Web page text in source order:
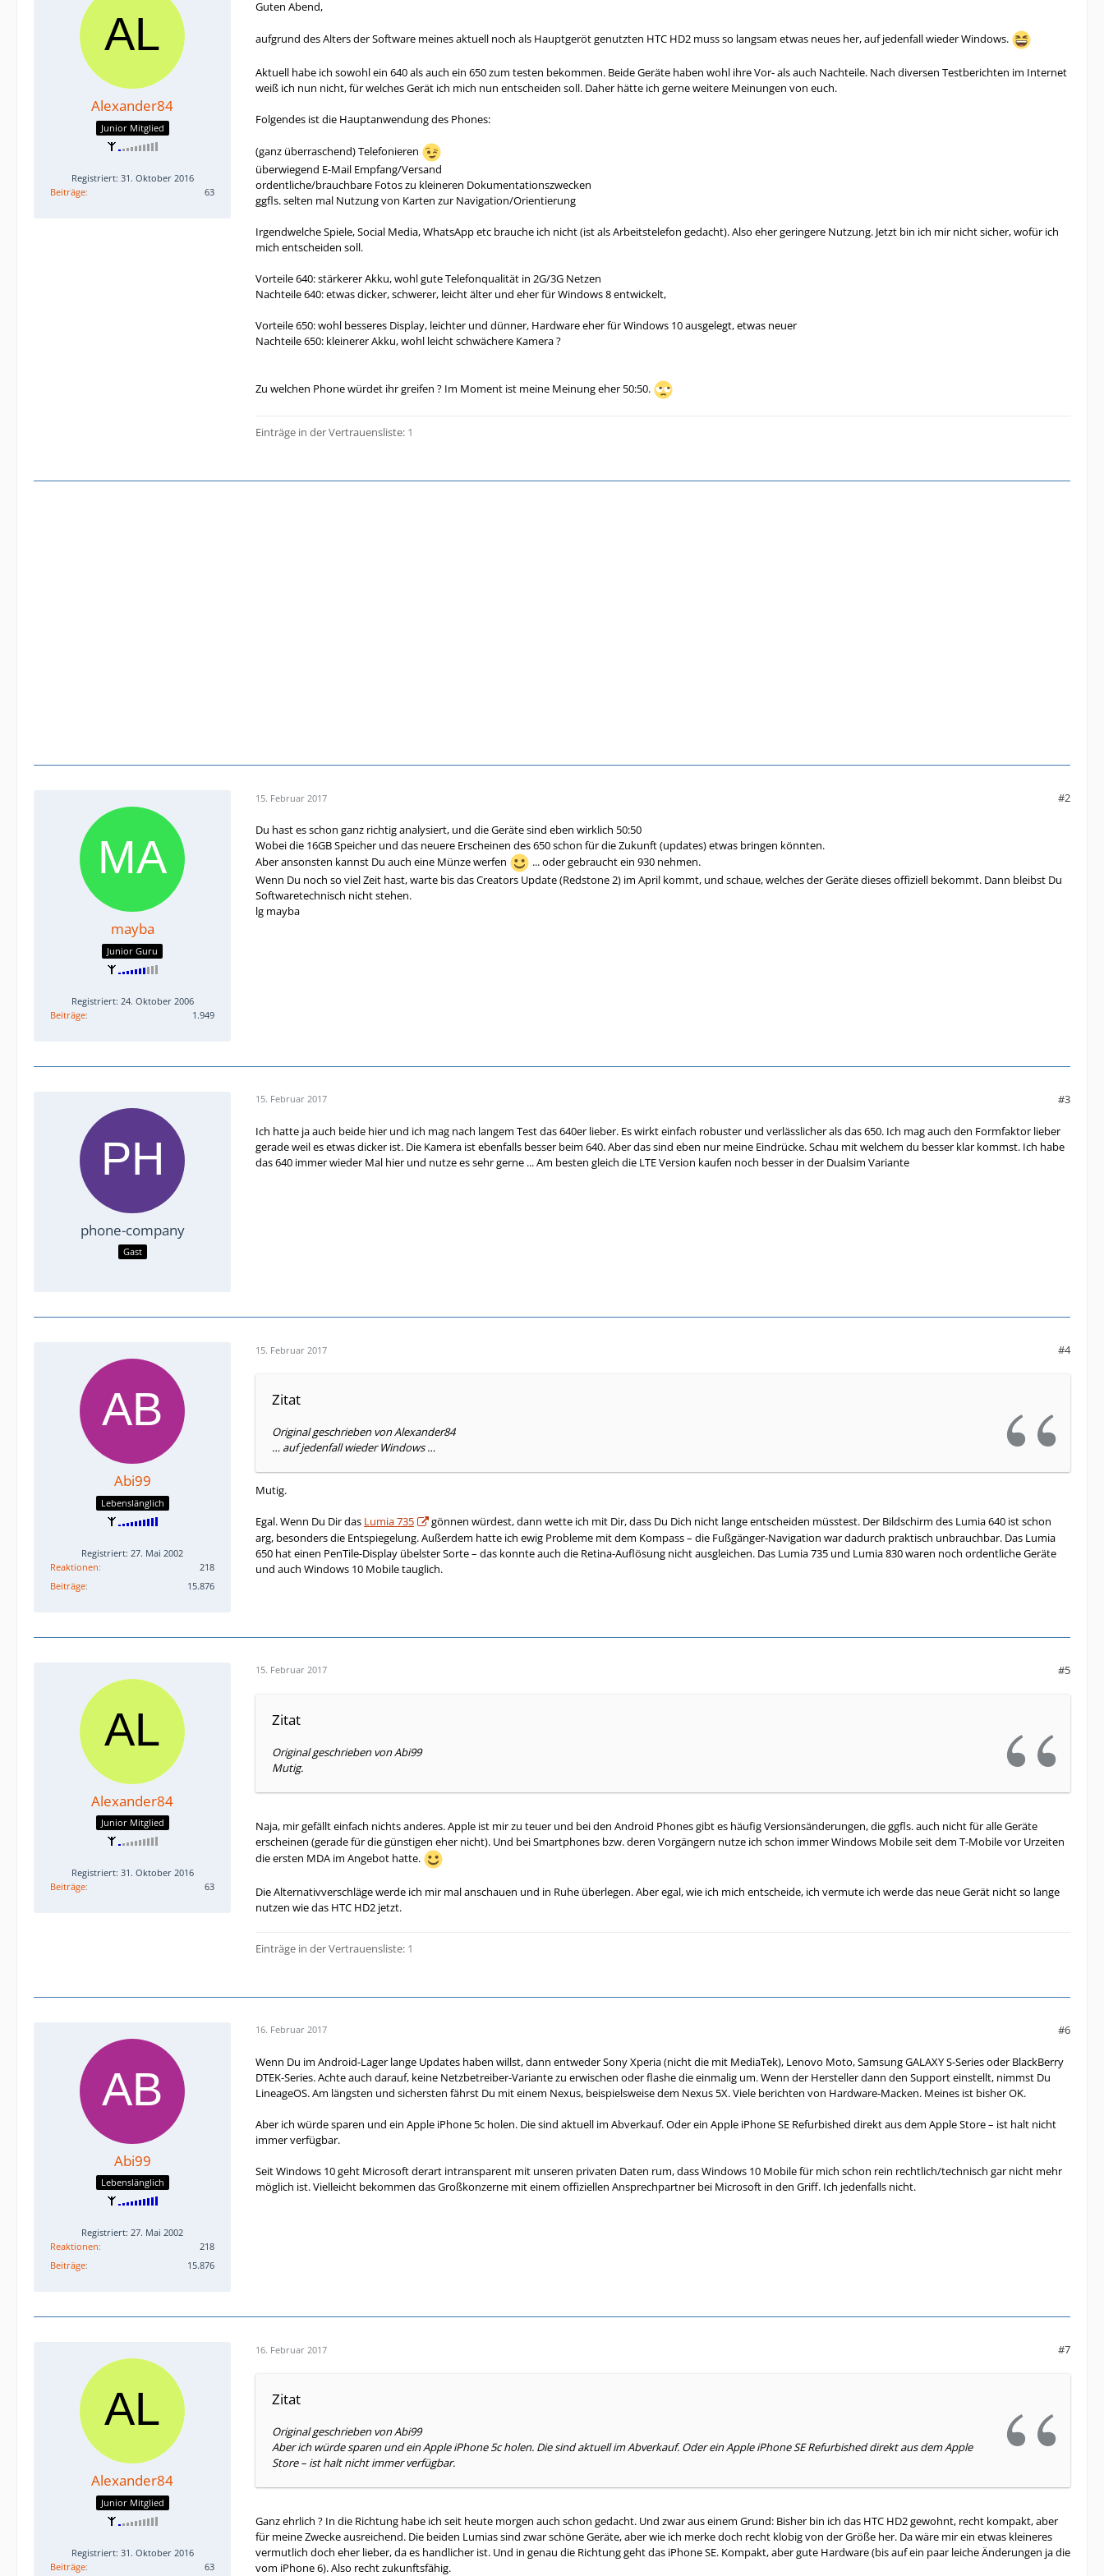
Alexander84
Junior Mitglied
Registriert: 31. Oktober 2016
Beiträge
63
Guten Abend,
aufgrund des Alters der Software meines aktuell noch als Hauptgeröt genutzten HTC HD2 muss so langsam etwas neues her, auf jedenfall wieder Windows.
Aktuell habe ich sowohl ein 640 als auch ein 650 zum testen bekommen. Beide Geräte haben wohl ihre Vor- als auch Nachteile. Nach diversen Testberichten im Internet
weiß ich nun nicht, für welches Gerät ich mich nun entscheiden soll. Daher hätte ich gerne weitere Meinungen von euch.
Folgendes ist die Hauptanwendung des Phones:
(ganz überraschend) Telefonieren
überwiegend E-Mail Empfang/Versand
ordentliche/brauchbare Fotos zu kleineren Dokumentationszwecken
ggfls. selten mal Nutzung von Karten zur Navigation/Orientierung
Irgendwelche Spiele, Social Media, WhatsApp etc brauche ich nicht (ist als Arbeitstelefon gedacht). Also eher geringere Nutzung. Jetzt bin ich mir nicht sicher, wofür ich
mich entscheiden soll.
Vorteile 640: stärkerer Akku, wohl gute Telefonqualität in 2G/3G Netzen
Nachteile 640: etwas dicker, schwerer, leicht älter und eher für Windows 8 entwickelt,
Vorteile 650: wohl besseres Display, leichter und dünner, Hardware eher für Windows 10 ausgelegt, etwas neuer
Nachteile 650: kleinerer Akku, wohl leicht schwächere Kamera ?
Zu welchen Phone würdet ihr greifen ? Im Moment ist meine Meinung eher 50:50.
Einträge in der Vertrauensliste: 1
mayba
Junior Guru
Registriert: 24. Oktober 2006
Beiträge
1.949
15. Februar 2017 #2
Du hast es schon ganz richtig analysiert, und die Geräte sind eben wirklich 50:50
Wobei die 16GB Speicher und das neuere Erscheinen des 650 schon für die Zukunft (updates) etwas bringen könnten.
Aber ansonsten kannst Du auch eine Münze werfen
... oder gebraucht ein 930 nehmen.
Wenn Du noch so viel Zeit hast, warte bis das Creators Update (Redstone 2) im April kommt, und schaue, welches der Geräte dieses offiziell bekommt. Dann bleibst Du
Softwaretechnisch nicht stehen.
lg mayba
phone-company
Gast
15. Februar 2017 #3
Ich hatte ja auch beide hier und ich mag nach langem Test das 640er lieber. Es wirkt einfach robuster und verlässlicher als das 650. Ich mag auch den Formfaktor lieber
gerade weil es etwas dicker ist. Die Kamera ist ebenfalls besser beim 640. Aber das sind eben nur meine Eindrücke. Schau mit welchem du besser klar kommst. Ich habe
das 640 immer wieder Mal hier und nutze es sehr gerne ... Am besten gleich die LTE Version kaufen noch besser in der Dualsim Variante
Abi99
Lebenslänglich
Registriert: 27. Mai 2002
Reaktionen
218
Beiträge
15.876
15. Februar 2017 #4
Zitat
Original geschrieben von Alexander84
… auf jedenfall wieder Windows …
Mutig.
Egal. Wenn Du Dir das Lumia 735
gönnen würdest, dann wette ich mit Dir, dass Du Dich nicht lange entscheiden müsstest. Der Bildschirm des Lumia 640 ist schon
arg, besonders die Entspiegelung. Außerdem hatte ich ewig Probleme mit dem Kompass – die Fußgänger-Navigation war dadurch praktisch unbrauchbar. Das Lumia
650 hat einen PenTile-Display übelster Sorte – das konnte auch die Retina-Auflösung nicht ausgleichen. Das Lumia 735 und Lumia 830 waren noch ordentliche Geräte
und auch Windows 10 Mobile tauglich.
Alexander84
Junior Mitglied
Registriert: 31. Oktober 2016
Beiträge
63
15. Februar 2017 #5
Zitat
Original geschrieben von Abi99
Mutig.
Naja, mir gefällt einfach nichts anderes. Apple ist mir zu teuer und bei den Android Phones gibt es häufig Versionsänderungen, die ggfls. auch nicht für alle Geräte
erscheinen (gerade für die günstigen eher nicht). Und bei Smartphones bzw. deren Vorgängern nutze ich schon immer Windows Mobile seit dem T-Mobile vor Urzeiten
die ersten MDA im Angebot hatte.
Die Alternativverschläge werde ich mir mal anschauen und in Ruhe überlegen. Aber egal, wie ich mich entscheide, ich vermute ich werde das neue Gerät nicht so lange
nutzen wie das HTC HD2 jetzt.
Einträge in der Vertrauensliste: 1
Abi99
Lebenslänglich
Registriert: 27. Mai 2002
Reaktionen
218
Beiträge
15.876
16. Februar 2017 #6
Wenn Du im Android-Lager lange Updates haben willst, dann entweder Sony Xperia (nicht die mit MediaTek), Lenovo Moto, Samsung GALAXY S-Series oder BlackBerry
DTEK-Series. Achte auch darauf, keine Netzbetreiber-Variante zu erwischen oder flashe die einmalig um. Wenn der Hersteller dann den Support einstellt, nimmst Du
LineageOS. Am längsten und sichersten fährst Du mit einem Nexus, beispielsweise dem Nexus 5X. Viele berichten von Hardware-Macken. Meines ist bisher OK.
Aber ich würde sparen und ein Apple iPhone 5c holen. Die sind aktuell im Abverkauf. Oder ein Apple iPhone SE Refurbished direkt aus dem Apple Store – ist halt nicht
immer verfügbar.
Seit Windows 10 geht Microsoft derart intransparent mit unseren privaten Daten rum, dass Windows 10 Mobile für mich schon rein rechtlich/technisch gar nicht mehr
möglich ist. Vielleicht bekommen das Großkonzerne mit einem offiziellen Ansprechpartner bei Microsoft in den Griff. Ich jedenfalls nicht.
Alexander84
Junior Mitglied
Registriert: 31. Oktober 2016
Beiträge
63
16. Februar 2017 #7
Zitat
Original geschrieben von Abi99
Aber ich würde sparen und ein Apple iPhone 5c holen. Die sind aktuell im Abverkauf. Oder ein Apple iPhone SE Refurbished direkt aus dem Apple
Store – ist halt nicht immer verfügbar.
Ganz ehrlich ? In die Richtung habe ich seit heute morgen auch schon gedacht. Und zwar aus einem Grund: Bisher bin ich das HTC HD2 gewohnt, recht kompakt, aber
für meine Zwecke ausreichend. Die beiden Lumias sind zwar schöne Geräte, aber wie ich merke doch recht klobig von der Größe her. Da wäre mir ein etwas kleineres
vermutlich doch eher lieber, da es handlicher ist. Und in genau die Richtung geht das iPhone SE. Kompakt, aber gute Hardware (bis auf ein paar leiche Änderungen ja die
vom iPhone 6). Also recht zukunftsfähig.